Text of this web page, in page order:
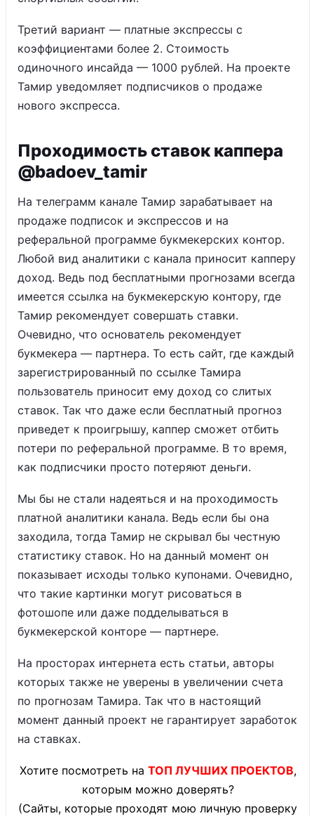
Третий вариант — платные экспрессы с
коэффициентами более 2. Стоимость
одиночного инсайда — 1000 рублей. На проекте
Тамир уведомляет подписчиков о продаже
нового экспресса.
Проходимость ставок каппера
@badoev_tamir
На телеграмм канале Тамир зарабатывает на
продаже подписок и экспрессов и на
реферальной программе букмекерских контор.
Любой вид аналитики с канала приносит капперу
доход. Ведь под бесплатными прогнозами всегда
имеется ссылка на букмекерскую контору, где
Тамир рекомендует совершать ставки.
Очевидно, что основатель рекомендует
букмекера — партнера. То есть сайт, где каждый
зарегистрированный по ссылке Тамира
пользователь приносит ему доход со слитых
ставок. Так что даже если бесплатный прогноз
приведет к проигрышу, каппер сможет отбить
потери по реферальной программе. В то время,
как подписчики просто потеряют деньги.
Мы бы не стали надеяться и на проходимость
платной аналитики канала. Ведь если бы она
заходила, тогда Тамир не скрывал бы честную
статистику ставок. Но на данный момент он
показывает исходы только купонами. Очевидно,
что такие картинки могут рисоваться в
фотошопе или даже подделываться в
букмекерской конторе — партнере.
На просторах интернета есть статьи, авторы
которых также не уверены в увеличении счета
по прогнозам Тамира. Так что в настоящий
момент данный проект не гарантирует заработок
на ставках.
Хотите посмотреть на ТОП ЛУЧШИХ ПРОЕКТОВ,
которым можно доверять?
(Сайты, которые проходят мою личную проверку